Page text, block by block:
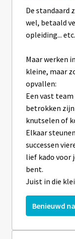
De standaard
wel, betaald
opleiding... etc.
Maar werken
kleine, maar
opvallen:
Een vast
betrokken
knutselen of
Elkaar
successen
lief kado voor
bent.
Juist in die
Benieuwd